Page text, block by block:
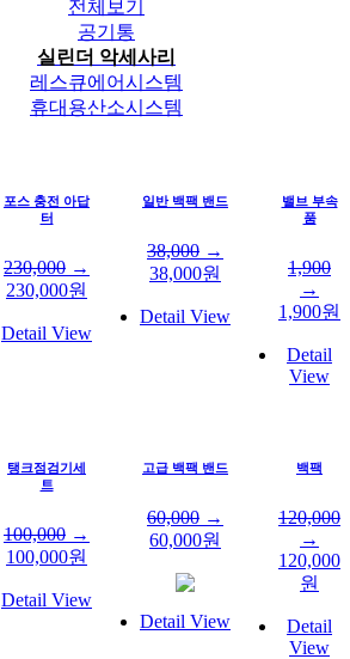
전체보기
공기통
실린더 악세사리
레스큐에어시스템
휴대용산소시스템
포스 충전 아답
터
230,000 →
230,000원
Detail View
일반 백팩 밴드
38,000 →
38,000원
Detail View
밸브 부속
품
1,900
→
1,900원
Detail
View
탱크점검기세
트
100,000 →
100,000원
Detail View
고급 백팩 밴드
60,000 →
60,000원
Detail View
백팩
120,000
→
120,000
원
Detail
View